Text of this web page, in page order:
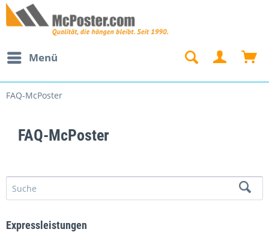
Menü
FAQ-McPoster
FAQ-McPoster
Expressleistungen